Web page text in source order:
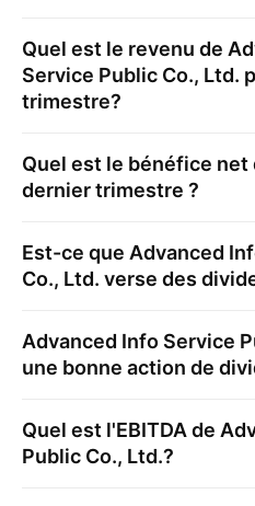
Quel est le revenu de
Service Public Co., Ltd.
trimestre?
Quel est le bénéfice net
dernier trimestre ?
Est-ce que Advanced
Co., Ltd. verse des
Advanced Info Service
une bonne action de
Quel est l'EBITDA de
Public Co., Ltd.?